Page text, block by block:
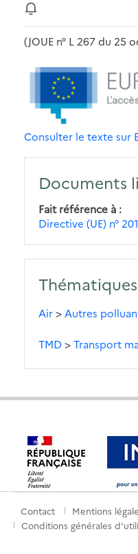
(JOUE n° L 267 du 25
Consulter le texte sur
Documents
Fait référence à
Directive (UE) n°
Air> Autres
TMD>Transport
Menu
Contact
Mentions
Conditions générales